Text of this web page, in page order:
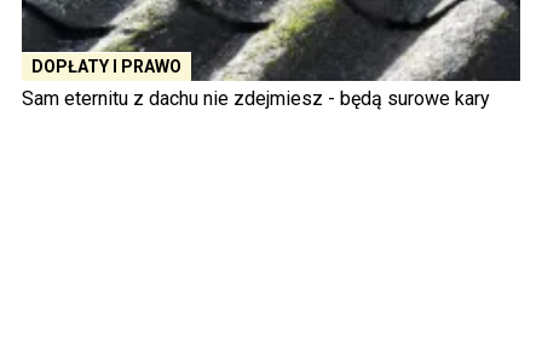
DOPŁATY I PRAWO
Sam eternitu z dachu nie zdejmiesz - będą surowe kary